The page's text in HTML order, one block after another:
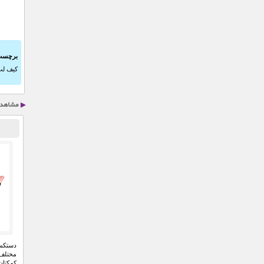
کیف